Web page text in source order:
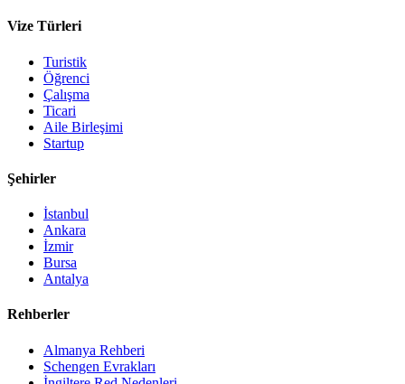
Vize Türleri
Turistik
Öğrenci
Çalışma
Ticari
Aile Birleşimi
Startup
Şehirler
İstanbul
Ankara
İzmir
Bursa
Antalya
Rehberler
Almanya Rehberi
Schengen Evrakları